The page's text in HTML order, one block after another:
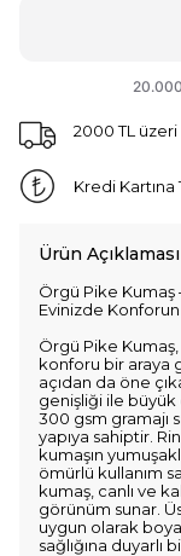
2000 TL
Kredi Kartına
Ürün Açıklaması
Örgü Pike Kumaş
Evinizde
Örgü Pike
konforu bir araya
açıdan da öne
genişliği ile büyük
300 gsm gramajı
yapıya sahiptir.
kumaşın
ömürlü kullanım
kumaş, canlı ve
görünüm sunar.
uygun olarak
sağlığına duyarlı